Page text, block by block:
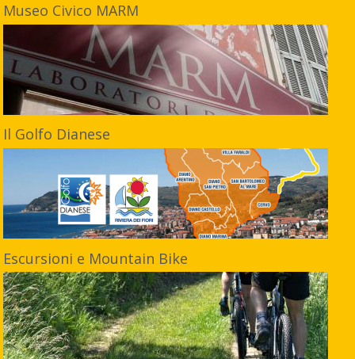
Museo Civico MARM
Il Golfo Dianese
Escursioni e Mountain Bike